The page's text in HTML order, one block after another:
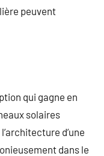
peuvent
qui gagne en
solaires
d’une
dans le